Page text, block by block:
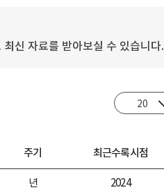
신 자료를 받아보실 수 있습니다.
주기 최근수록시점
년 2024